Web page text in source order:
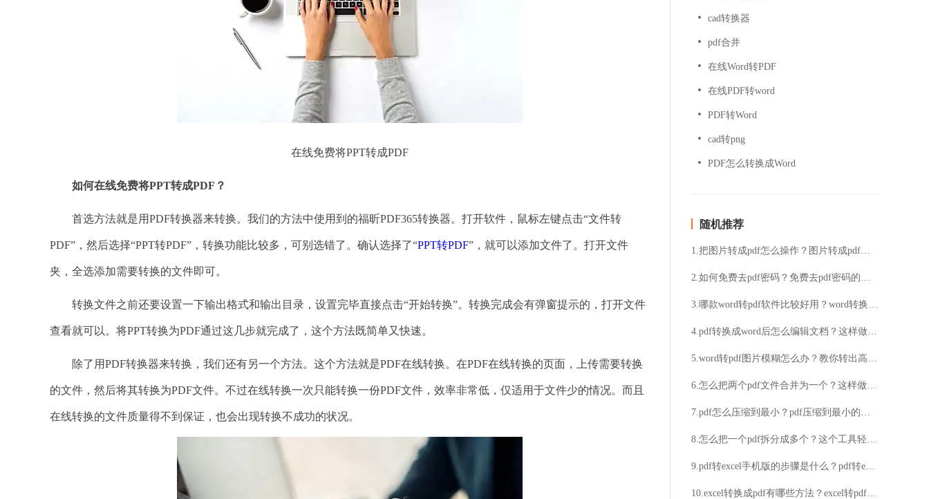
在线免费将PPT转成PDF
如何在线免费将PPT转成PDF？
首选方法就是用PDF转换器来转换。我们的方法中使用到的福昕PDF365转换器。打开软件，鼠标左键点击“文件转
PDF”，然后选择“PPT转PDF”，转换功能比较多，可别选错了。确认选择了“PPT转PDF”，就可以添加文件了。打开文件
夹，全选添加需要转换的文件即可。
转换文件之前还要设置一下输出格式和输出目录，设置完毕直接点击“开始转换”。转换完成会有弹窗提示的，打开文件
查看就可以。将PPT转换为PDF通过这几步就完成了，这个方法既简单又快速。
除了用PDF转换器来转换，我们还有另一个方法。这个方法就是PDF在线转换。在PDF在线转换的页面，上传需要转换
的文件，然后将其转换为PDF文件。不过在线转换一次只能转换一份PDF文件，效率非常低，仅适用于文件少的情况。而且
在线转换的文件质量得不到保证，也会出现转换不成功的状况。
cad转换器
pdf合并
在线Word转PDF
在线PDF转word
PDF转Word
cad转png
PDF怎么转换成Word
随机推荐
1.把图片转成pdf怎么操作？图片转成pdf技巧分享
2.如何免费去pdf密码？免费去pdf密码的方法
3.哪款word转pdf软件比较好用？word转换pdf软件介绍
4.pdf转换成word后怎么编辑文档？这样做就可以编辑
5.word转pdf图片模糊怎么办？教你转出高清pdf图片的方法
6.怎么把两个pdf文件合并为一个？这样做最正确
7.pdf怎么压缩到最小？pdf压缩到最小的步骤分享
8.怎么把一个pdf拆分成多个？这个工具轻松搞定pdf拆分！
9.pdf转excel手机版的步骤是什么？pdf转excel的方法推荐
10.excel转换成pdf有哪些方法？excel转pdf的技巧介绍